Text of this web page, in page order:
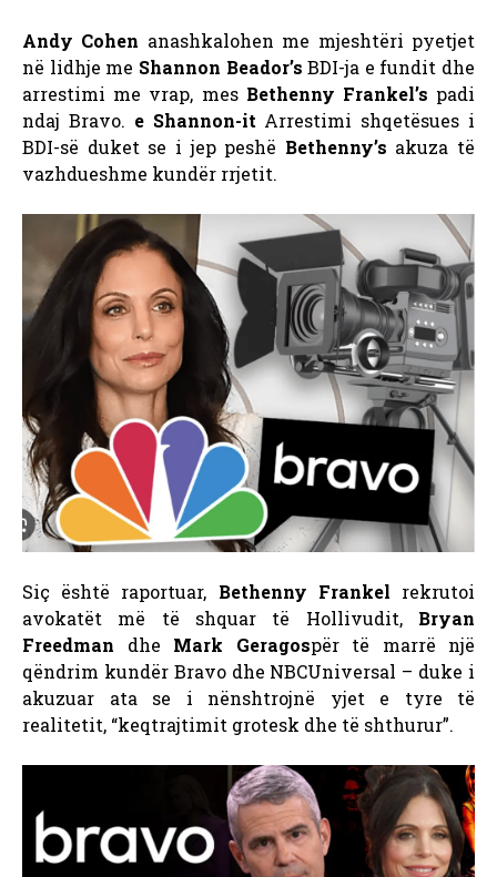
Andy Cohen anashkalohen me mjeshtëri pyetjet
në lidhje me Shannon Beador’s BDI-ja e fundit dhe
arrestimi me vrap, mes Bethenny Frankel’s padi
ndaj Bravo. e Shannon-it Arrestimi shqetësues i
BDI-së duket se i jep peshë Bethenny’s akuza të
vazhdueshme kundër rrjetit.
Siç është raportuar, Bethenny Frankel rekrutoi
avokatët më të shquar të Hollivudit, Bryan
Freedman dhe Mark Geragospër të marrë një
qëndrim kundër Bravo dhe NBCUniversal – duke i
akuzuar ata se i nënshtrojnë yjet e tyre të
realitetit, “keqtrajtimit grotesk dhe të shthurur”.